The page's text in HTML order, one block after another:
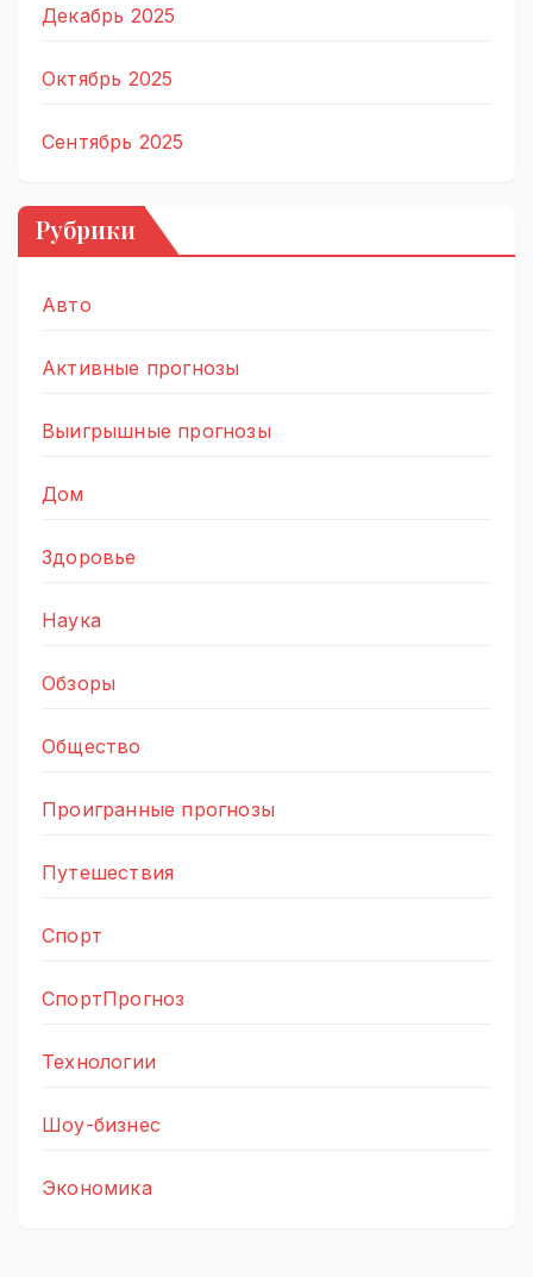
Декабрь 2025
Октябрь 2025
Сентябрь 2025
Рубрики
Авто
Активные прогнозы
Выигрышные прогнозы
Дом
Здоровье
Наука
Обзоры
Общество
Проигранные прогнозы
Путешествия
Спорт
СпортПрогноз
Технологии
Шоу-бизнес
Экономика